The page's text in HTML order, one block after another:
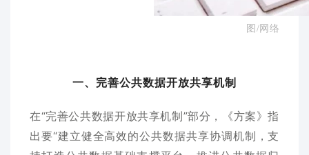
图/网络
一、完善公共数据开放共享机制
在“完善公共数据开放共享机制”部分，《方案》指
出要“建立健全高效的公共数据共享协调机制，支